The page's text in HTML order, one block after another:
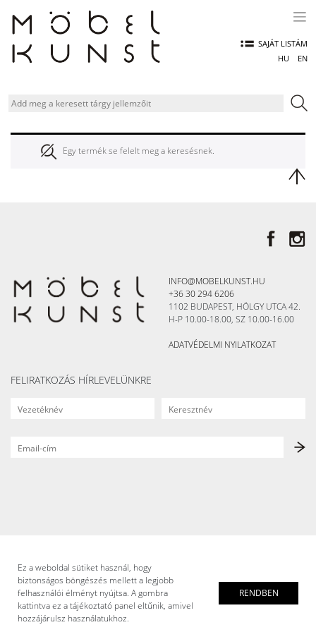
content
SAJÁT LISTÁM
HU
EN
Egy termék se felelt meg a keresésnek.
INFO@MOBELKUNST.HU
+36 30 294 6206
1102 BUDAPEST, HÖLGY UTCA 42.
H-P 10.00-18.00, SZ 10.00-16.00
ADATVÉDELMI NYILATKOZAT
FELIRATKOZÁS HÍRLEVELÜNKRE
Ez a weboldal sütiket használ, hogy
biztonságos böngészés mellett a legjobb
felhasználói élményt nyújtsa. A gombra
kattintva ez a tájékoztató panel eltűnik, amivel
hozzájárulsz használatukhoz.
RENDBEN